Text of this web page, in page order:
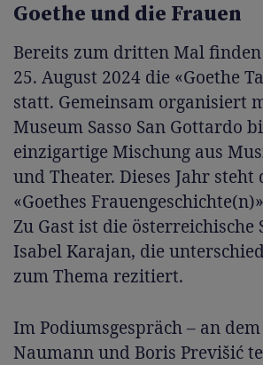
Goethe und die Frauen
Bereits zum dritten Mal
25. August 2024 die «Goethe
statt. Gemeinsam organisiert
Museum Sasso San Gottardo
einzigartige Mischung aus
und Theater. Dieses Jahr steht
«Goethes
Zu Gast ist die österreichische
Isabel Karajan, die
zum Thema rezitiert.
Im Podiumsgespräch – an
Naumann und Boris Previšić